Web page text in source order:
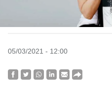
05/03/2021 - 12:00